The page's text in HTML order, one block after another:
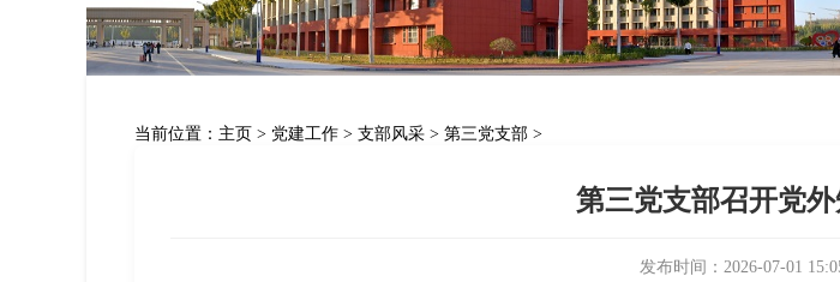
当前位置： 主页 > 党建工作 > 支部风采 > 第三党支部 >
第三党支部召开党
发布时间：2026-07-01